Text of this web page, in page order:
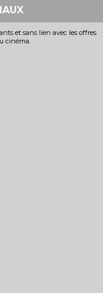
et sans lien avec les offres
cinéma.